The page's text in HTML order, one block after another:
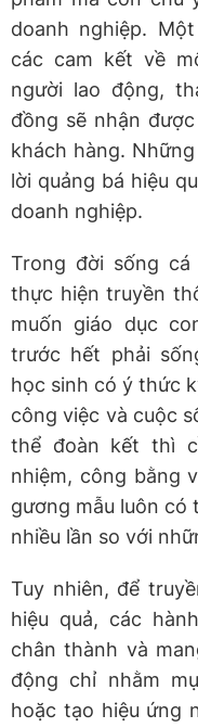
doanh nghiệp.
các cam kết về
người lao động,
đồng sẽ nhận
khách hàng.
lời quảng bá hiệu
doanh nghiệp.
Trong đời sống
thực hiện truyền
muốn giáo dục
trước hết phải
học sinh có ý thức
công việc và cuộc
thể đoàn kết thì
nhiệm, công bằng
gương mẫu luôn có
nhiều lần so với
Tuy nhiên, để
hiệu quả, các
chân thành và
động chỉ nhằm
hoặc tạo hiệu ứng